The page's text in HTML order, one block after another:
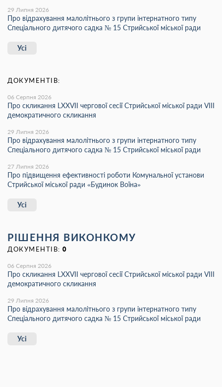
29 Липня 2026
Про відрахування малолітнього з групи інтернатного типу
Спеціального дитячого садка № 15 Стрийської міської ради
Усі
ДОКУМЕНТІВ:
06 Серпня 2026
Про скликання LХХVІІ чергової сесії Стрийської міської ради VIII
демократичного скликання
29 Липня 2026
Про відрахування малолітнього з групи інтернатного типу
Спеціального дитячого садка № 15 Стрийської міської ради
27 Липня 2026
Про підвищення ефективності роботи Комунальної установи
Стрийської міської ради «Будинок Воїна»
Усі
РІШЕННЯ ВИКОНКОМУ
ДОКУМЕНТІВ: 0
06 Серпня 2026
Про скликання LХХVІІ чергової сесії Стрийської міської ради VIII
демократичного скликання
29 Липня 2026
Про відрахування малолітнього з групи інтернатного типу
Спеціального дитячого садка № 15 Стрийської міської ради
Усі